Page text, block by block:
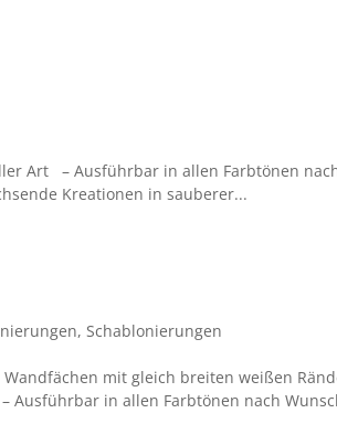
Art – Ausführbar in allen Farbtönen
Kreationen in sauberer...
,Schablonierungen
mit gleich breiten weißen
in allen Farbtönen nach